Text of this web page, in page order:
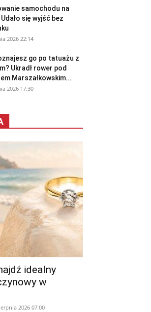
samochodu na
Udało się wyjść bez
2026 22:14
go po tatuażu z
Ukradł rower pod
Marszałkowskim...
2026 17:30
idealny
w
2026 07:00